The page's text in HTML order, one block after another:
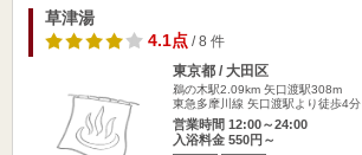
草津湯
4.1点/ 8 件
東京都 / 大田区
鵜の木駅2.09km 矢口渡駅308m
東急多摩川線 矢口渡駅より徒歩4分
営業時間 12:00～24:00
入浴料金 550円～